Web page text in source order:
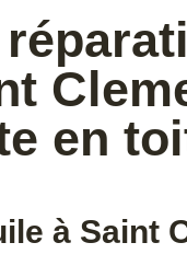
en
à Saint